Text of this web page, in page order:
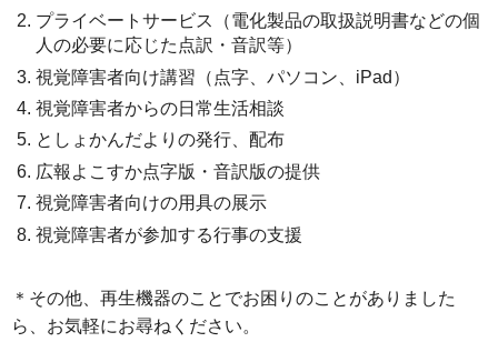
プライベートサービス（電化製品の取扱説明書などの個
人の必要に応じた点訳・音訳等）
視覚障害者向け講習（点字、パソコン、iPad）
視覚障害者からの日常生活相談
としょかんだよりの発行、配布
広報よこすか点字版・音訳版の提供
視覚障害者向けの用具の展示
視覚障害者が参加する行事の支援
＊その他、再生機器のことでお困りのことがありました
ら、お気軽にお尋ねください。